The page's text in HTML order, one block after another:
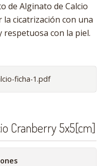
de Alginato de Calcio
cicatrización con una
con la piel.
ficha-1.pdf
Cranberry 5x5[cm]